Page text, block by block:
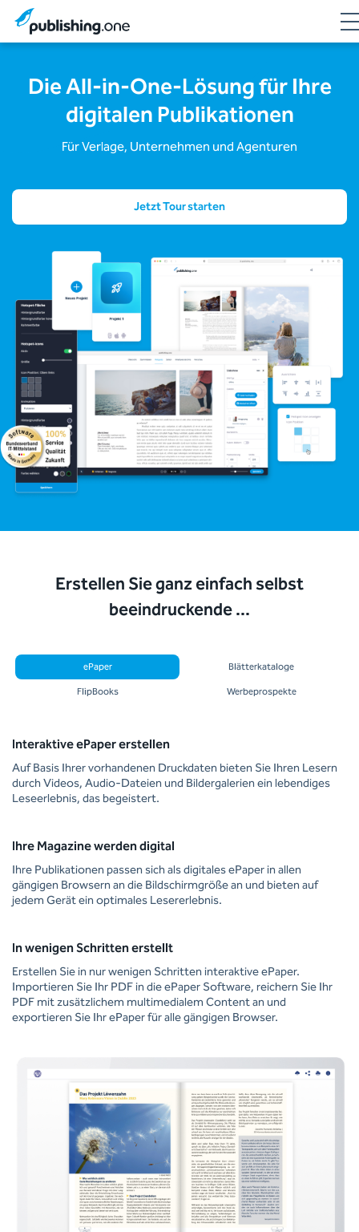
Die All-in-One-Lösung für Ihre
digitalen Publikationen
Für Verlage, Unternehmen und Agenturen
Jetzt Tour starten
Erstellen Sie ganz einfach selbst
beeindruckende ...
ePaper Blätterkataloge
FlipBooks Werbeprospekte
Interaktive ePaper erstellen
Auf Basis Ihrer vorhandenen Druckdaten bieten Sie Ihren Lesern
durch Videos, Audio-Dateien und Bildergalerien ein lebendiges
Leseerlebnis, das begeistert.
Ihre Magazine werden digital
Ihre Publikationen passen sich als digitales ePaper in allen
gängigen Browsern an die Bildschirmgröße an und bieten auf
jedem Gerät ein optimales Lesererlebnis.
In wenigen Schritten erstellt
Erstellen Sie in nur wenigen Schritten interaktive ePaper.
Importieren Sie Ihr PDF in die ePaper Software, reichern Sie Ihr
PDF mit zusätzlichem multimedialem Content an und
exportieren Sie Ihr ePaper für alle gängigen Browser.